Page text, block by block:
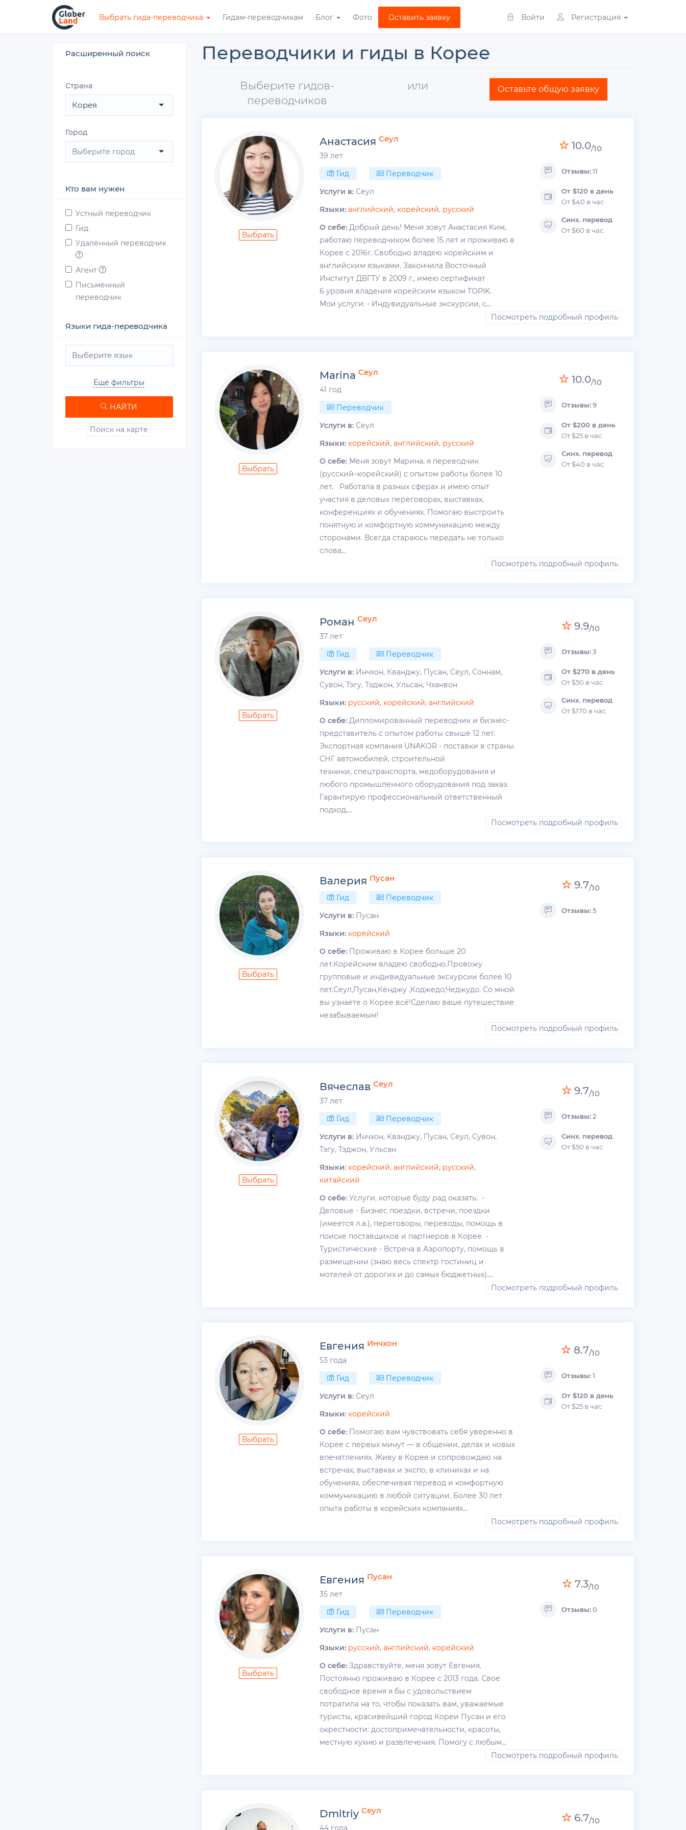
Выбрать гида-переводчика Гидам-переводчикам Блог Фото Оставить заявку Войти Регистрация
Расширенный поиск
Страна
Корея
Город
Кто вам нужен
Устный переводчик
Гид
Удалённый переводчик
Агент
Письменный
переводчик
Языки гида-переводчика
Ещё фильтры
НАЙТИ
Поиск на карте
Переводчики и гиды в Корее
Выберите гидов-
переводчиков
или Оставьте общую заявку
Выбрать
АнастасияСеул
39 лет
Гид
Переводчик
Услуги в: Сеул
Языки: английский, корейский, русский
О себе: Добрый день! Меня зовут Анастасия Ким,
работаю переводчиком более 15 лет и проживаю в
Корее с 2016г. Свободно владею корейским и
английским языками. Закончила Восточный
Институт ДВГТУ в 2009 г., имею сертификат
6 уровня владения корейским языком TOPIK.
Мои услуги: - Индувидуальные экскурсии, с...
10.0/10
Отзывы:11
От $120 в день
От $40 в час
Синх. перевод
От $60 в час
Посмотреть подробный профиль
Выбрать
Marina Сеул
41 год
Переводчик
Услуги в: Сеул
Языки: корейский,английский, русский
О себе: Меня зовут Марина, я переводчик
(русский–корейский) с опытом работы более 10
лет. Работала в разных сферах и имею опыт
участия в деловых переговорах, выставках,
конференциях и обучениях. Помогаю выстроить
понятную и комфортную коммуникацию между
сторонами. Всегда стараюсь передать не только
слова...
10.0/10
Отзывы:9
От $200 в день
От $25 в час
Синх. перевод
От $40 в час
Посмотреть подробный профиль
Выбрать
Роман Сеул
37 лет
Гид
Переводчик
Услуги в: Инчхон, Кванджу, Пусан, Сеул, Соннам,
Сувон, Тэгу, Тэджон, Ульсан, Чханвон
Языки: русский, корейский,английский
О себе: Дипломированный переводчик и бизнес-
представитель с опытом работы свыше 12 лет.
Экспортная компания UNAKOR - поставки в страны
СНГ автомобилей, строительной
техники, спецтранспорта, медоборудования и
любого промышленного оборудования под заказ.
Гарантирую профессиональный ответственный
подход,...
9.9/10
Отзывы:3
От $270 в день
От $50 в час
Синх. перевод
От $170 в час
Посмотреть подробный профиль
Выбрать
Валерия Пусан
Гид
Переводчик
Услуги в: Пусан
Языки: корейский
О себе: Проживаю в Корее больше 20
лет.Корейским владею свободно.Провожу
групповые и индивидуальные экскурсии более 10
лет.Сеул,Пусан,Кёнджу ,Коджедо,Чеджудо. Со мной
вы узнаете о Корее всё!Сделаю ваше путешествие
незабываемым!
9.7/10
Отзывы:5
Посмотреть подробный профиль
Выбрать
Вячеслав Сеул
37 лет
Гид
Переводчик
Услуги в: Инчхон, Кванджу, Пусан, Сеул, Сувон,
Тэгу, Тэджон, Ульсан
Языки: корейский,английский, русский,
китайский
О себе: Услуги, которые буду рад оказать: -
Деловые - Бизнес поездки, встречи, поездки
(имеется л.а.), переговоры, переводы, помощь в
поиске поставщиков и партнеров в Корее -
Туристические - Встреча в Аэропорту, помощь в
размещении (знаю весь спектр гостиниц и
мотелей от дорогих и до самых бюджетных)....
9.7/10
Отзывы:2
Синх. перевод
От $50 в час
Посмотреть подробный профиль
Выбрать
Евгения Инчхон
53 года
Гид
Переводчик
Услуги в: Сеул
Языки: корейский
О себе: Помогаю вам чувствовать себя уверенно в
Корее с первых минут — в общении, делах и новых
впечатлениях. Живу в Корее и сопровождаю на
встречах, выставках и экспо, в клиниках и на
обучениях, обеспечивая перевод и комфортную
коммуникацию в любой ситуации. Более 30 лет
опыта работы в корейских компаниях...
8.7/10
Отзывы:1
От $120 в день
От $25 в час
Посмотреть подробный профиль
Выбрать
Евгения Пусан
35 лет
Гид
Переводчик
Услуги в: Пусан
Языки: русский,английский, корейский
О себе: Здравствуйте, меня зовут Евгения.
Постоянно проживаю в Корее с 2013 года. Свое
свободное время я бы с удовольствием
потратила на то, чтобы показать вам, уважаемые
туристы, красивейший город Кореи Пусан и его
окрестности: достопримечательности, красоты,
местную кухню и развлечения. Помогу с любым...
7.3/10
Отзывы:0
Посмотреть подробный профиль
Dmitriy Сеул
44 года
6.7/10